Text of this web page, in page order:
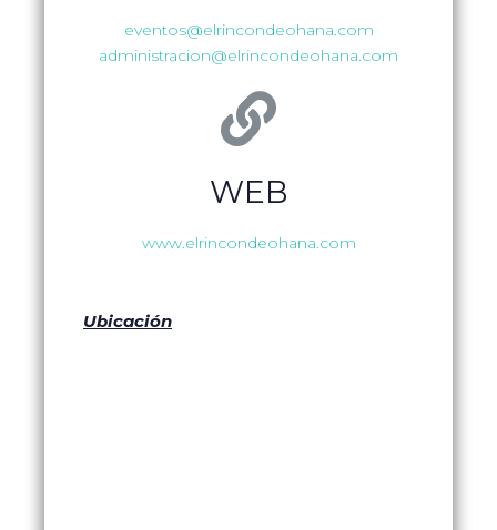
eventos@elrincondeohana.com
administracion@elrincondeohana.com
WEB
www.elrincondeohana.com
Ubicación